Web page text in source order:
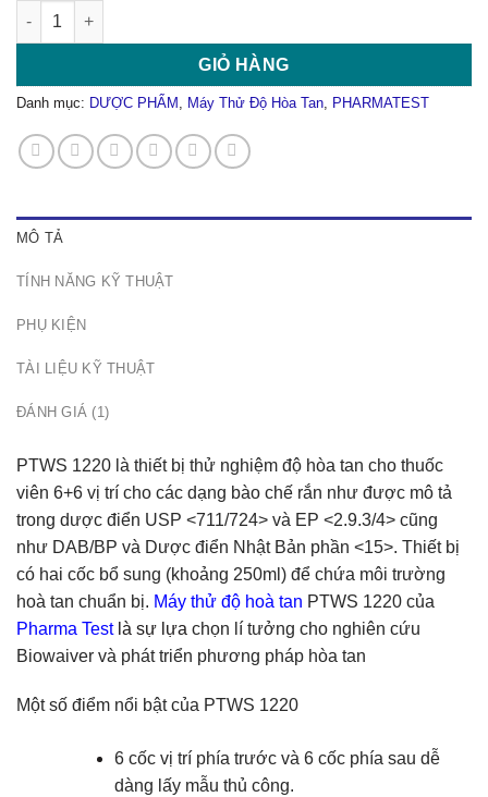
Máy Thử Độ Hoà Tan 12 Cốc PTWS 1220 số lượng
GIỎ HÀNG
Danh mục: DƯỢC PHẨM Máy Thử Độ Hòa Tan PHARMATEST
MÔ TẢ
TÍNH NĂNG KỸ THUẬT
PHỤ KIỆN
TÀI LIỆU KỸ THUẬT
ĐÁNH GIÁ (1)
PTWS 1220 là thiết bị thử nghiệm độ hòa tan cho thuốc
viên 6+6 vị trí cho các dạng bào chế rắn như được mô tả
trong dược điển USP <711/724> và EP <2.9.3/4> cũng
như DAB/BP và Dược điển Nhật Bản phần <15>. Thiết bị
có hai cốc bổ sung (khoảng 250ml) để chứa môi trường
hoà tan chuẩn bị. Máy thử độ hoà tan PTWS 1220 của
Pharma Testlà sự lựa chọn lí tưởng cho nghiên cứu
Biowaiver và phát triển phương pháp hòa tan
Một số điểm nổi bật của PTWS 1220
6 cốc vị trí phía trước và 6 cốc phía sau dễ
dàng lấy mẫu thủ công.